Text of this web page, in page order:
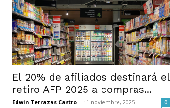
El 20% de afiliados destinará el
retiro AFP 2025 a compras...
Edwin Terrazas Castro - 11 noviembre, 2025 0